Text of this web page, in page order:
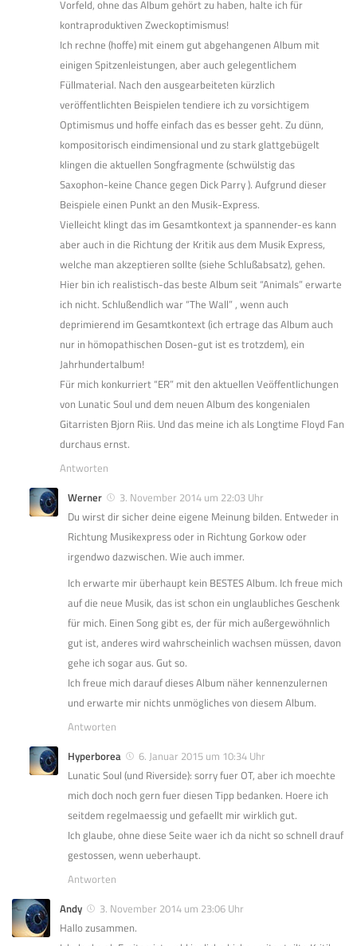
Vorfeld, ohne das Album gehört zu haben, halte ich für
kontraproduktiven Zweckoptimismus!
Ich rechne (hoffe) mit einem gut abgehangenen Album mit
einigen Spitzenleistungen, aber auch gelegentlichem
Füllmaterial. Nach den ausgearbeiteten kürzlich
veröffentlichten Beispielen tendiere ich zu vorsichtigem
Optimismus und hoffe einfach das es besser geht. Zu dünn,
kompositorisch eindimensional und zu stark glattgebügelt
klingen die aktuellen Songfragmente (schwülstig das
Saxophon-keine Chance gegen Dick Parry ). Aufgrund dieser
Beispiele einen Punkt an den Musik-Express.
Vielleicht klingt das im Gesamtkontext ja spannender-es kann
aber auch in die Richtung der Kritik aus dem Musik Express,
welche man akzeptieren sollte (siehe Schlußabsatz), gehen.
Hier bin ich realistisch-das beste Album seit “Animals” erwarte
ich nicht. Schlußendlich war “The Wall” , wenn auch
deprimierend im Gesamtkontext (ich ertrage das Album auch
nur in hömopathischen Dosen-gut ist es trotzdem), ein
Jahrhundertalbum!
Für mich konkurriert “ER” mit den aktuellen Veöffentlichungen
von Lunatic Soul und dem neuen Album des kongenialen
Gitarristen Bjorn Riis. Und das meine ich als Longtime Floyd Fan
durchaus ernst.
Antworten
Werner
3. November 2014 um 22:03 Uhr
Du wirst dir sicher deine eigene Meinung bilden. Entweder in
Richtung Musikexpress oder in Richtung Gorkow oder
irgendwo dazwischen. Wie auch immer.
Ich erwarte mir überhaupt kein BESTES Album. Ich freue mich
auf die neue Musik, das ist schon ein unglaubliches Geschenk
für mich. Einen Song gibt es, der für mich außergewöhnlich
gut ist, anderes wird wahrscheinlich wachsen müssen, davon
gehe ich sogar aus. Gut so.
Ich freue mich darauf dieses Album näher kennenzulernen
und erwarte mir nichts unmögliches von diesem Album.
Antworten
Hyperborea
6. Januar 2015 um 10:34 Uhr
Lunatic Soul (und Riverside): sorry fuer OT, aber ich moechte
mich doch noch gern fuer diesen Tipp bedanken. Hoere ich
seitdem regelmaessig und gefaellt mir wirklich gut.
Ich glaube, ohne diese Seite waer ich da nicht so schnell drauf
gestossen, wenn ueberhaupt.
Antworten
Andy
3. November 2014 um 23:06 Uhr
Hallo zusammen.